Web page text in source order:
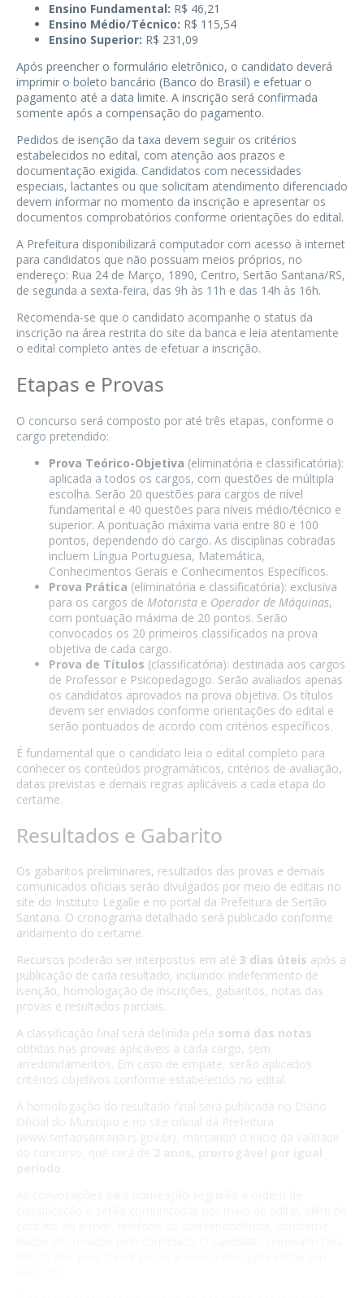
Ensino Fundamental: R$ 46,21
Ensino Médio/Técnico: R$ 115,54
Ensino Superior: R$ 231,09
Após preencher o formulário eletrônico, o candidato deverá
imprimir o boleto bancário (Banco do Brasil) e efetuar o
pagamento até a data limite. A inscrição será confirmada
somente após a compensação do pagamento.
Pedidos de isenção da taxa devem seguir os critérios
estabelecidos no edital, com atenção aos prazos e
documentação exigida. Candidatos com necessidades
especiais, lactantes ou que solicitam atendimento diferenciado
devem informar no momento da inscrição e apresentar os
documentos comprobatórios conforme orientações do edital.
A Prefeitura disponibilizará computador com acesso à internet
para candidatos que não possuam meios próprios, no
endereço: Rua 24 de Março, 1890, Centro, Sertão Santana/RS,
de segunda a sexta-feira, das 9h às 11h e das 14h às 16h.
Recomenda-se que o candidato acompanhe o status da
inscrição na área restrita do site da banca e leia atentamente
o edital completo antes de efetuar a inscrição.
Etapas e Provas
O concurso será composto por até três etapas, conforme o
cargo pretendido:
Prova Teórico-Objetiva (eliminatória e classificatória):
aplicada a todos os cargos, com questões de múltipla
escolha. Serão 20 questões para cargos de nível
fundamental e 40 questões para níveis médio/técnico e
superior. A pontuação máxima varia entre 80 e 100
pontos, dependendo do cargo. As disciplinas cobradas
incluem Língua Portuguesa, Matemática,
Conhecimentos Gerais e Conhecimentos Específicos.
Prova Prática (eliminatória e classificatória): exclusiva
para os cargos de Motorista e Operador de Máquinas,
com pontuação máxima de 20 pontos. Serão
convocados os 20 primeiros classificados na prova
objetiva de cada cargo.
Prova de Títulos (classificatória): destinada aos cargos
de Professor e Psicopedagogo. Serão avaliados apenas
os candidatos aprovados na prova objetiva. Os títulos
devem ser enviados conforme orientações do edital e
serão pontuados de acordo com critérios específicos.
É fundamental que o candidato leia o edital completo para
conhecer os conteúdos programáticos, critérios de avaliação,
datas previstas e demais regras aplicáveis a cada etapa do
certame.
Resultados e Gabarito
Os gabaritos preliminares, resultados das provas e demais
comunicados oficiais serão divulgados por meio de editais no
site do Instituto Legalle e no portal da Prefeitura de Sertão
Santana. O cronograma detalhado será publicado conforme
andamento do certame.
Recursos poderão ser interpostos em até 3 dias úteis após a
publicação de cada resultado, incluindo: indeferimento de
isenção, homologação de inscrições, gabaritos, notas das
provas e resultados parciais.
A classificação final será definida pela soma das notas
obtidas nas provas aplicáveis a cada cargo, sem
arredondamentos. Em caso de empate, serão aplicados
critérios objetivos conforme estabelecido no edital.
A homologação do resultado final será publicada no Diário
Oficial do Município e no site oficial da Prefeitura
(www.sertaosantana.rs.gov.br), marcando o início da validade